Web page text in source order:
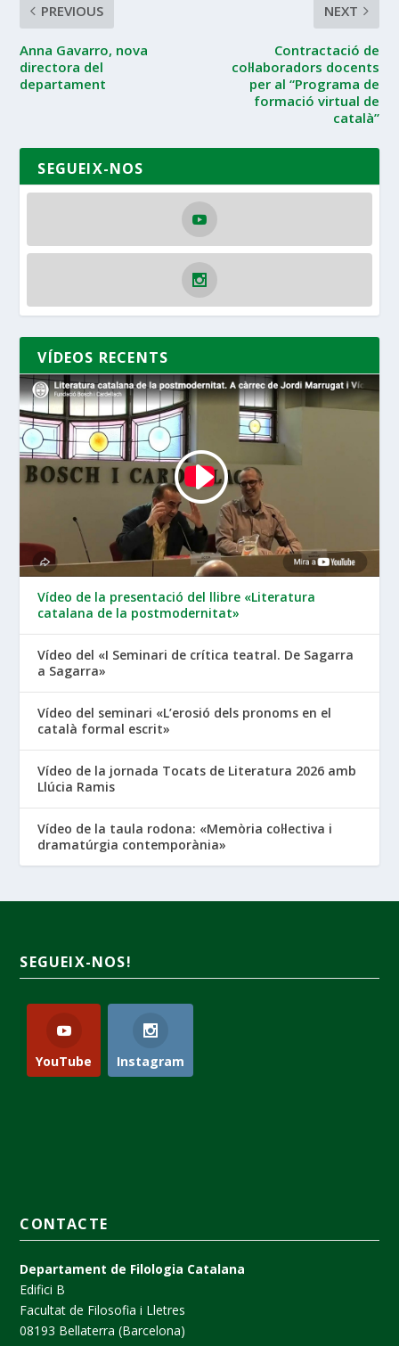
PREVIOUS
Anna Gavarro, nova
directora del
departament
NEXT
Contractació de
col·laboradors docents
per al “Programa de
formació virtual de
català”
SEGUEIX-NOS
VÍDEOS RECENTS
Vídeo de la presentació del llibre «Literatura
catalana de la postmodernitat»
Vídeo del «I Seminari de crítica teatral. De Sagarra
a Sagarra»
Vídeo del seminari «L’erosió dels pronoms en el
català formal escrit»
Vídeo de la jornada Tocats de Literatura 2026 amb
Llúcia Ramis
Vídeo de la taula rodona: «Memòria col·lectiva i
dramatúrgia contemporània»
SEGUEIX-NOS!
YouTube Instagram
CONTACTE
Departament de Filologia Catalana
Edifici B
Facultat de Filosofia i Lletres
08193 Bellaterra (Barcelona)